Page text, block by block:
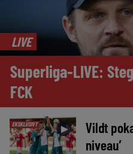
LIVE
Superliga-LIVE:
FCK
EKSKLUSIVT ►
Vildt
niveau’